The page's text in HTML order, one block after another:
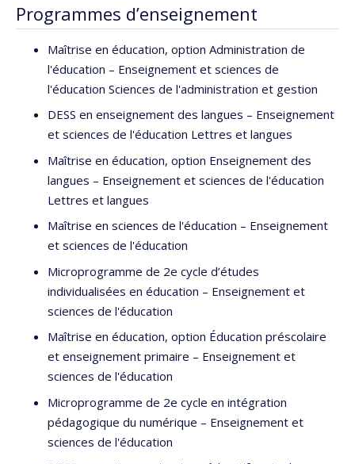
des élèves. Elle est orthopédagogue et conseillère
pédagogique en adaptation scolaire au sein de la
commission scolaire des Samares. Elle travaille aussi à
l’Université de Montréal en tant que chargée de cours.
Programmes d’enseignement
Maîtrise en éducation, option Administration de
l'éducation – Enseignement et sciences de
l'éducation Sciences de l'administration et gestion
DESS en enseignement des langues – Enseignement
et sciences de l'éducation Lettres et langues
Maîtrise en éducation, option Enseignement des
langues – Enseignement et sciences de l'éducation
Lettres et langues
Maîtrise en sciences de l'éducation – Enseignement
et sciences de l'éducation
Microprogramme de 2e cycle d’études
individualisées en éducation – Enseignement et
sciences de l'éducation
Maîtrise en éducation, option Éducation préscolaire
et enseignement primaire – Enseignement et
sciences de l'éducation
Microprogramme de 2e cycle en intégration
pédagogique du numérique – Enseignement et
sciences de l'éducation